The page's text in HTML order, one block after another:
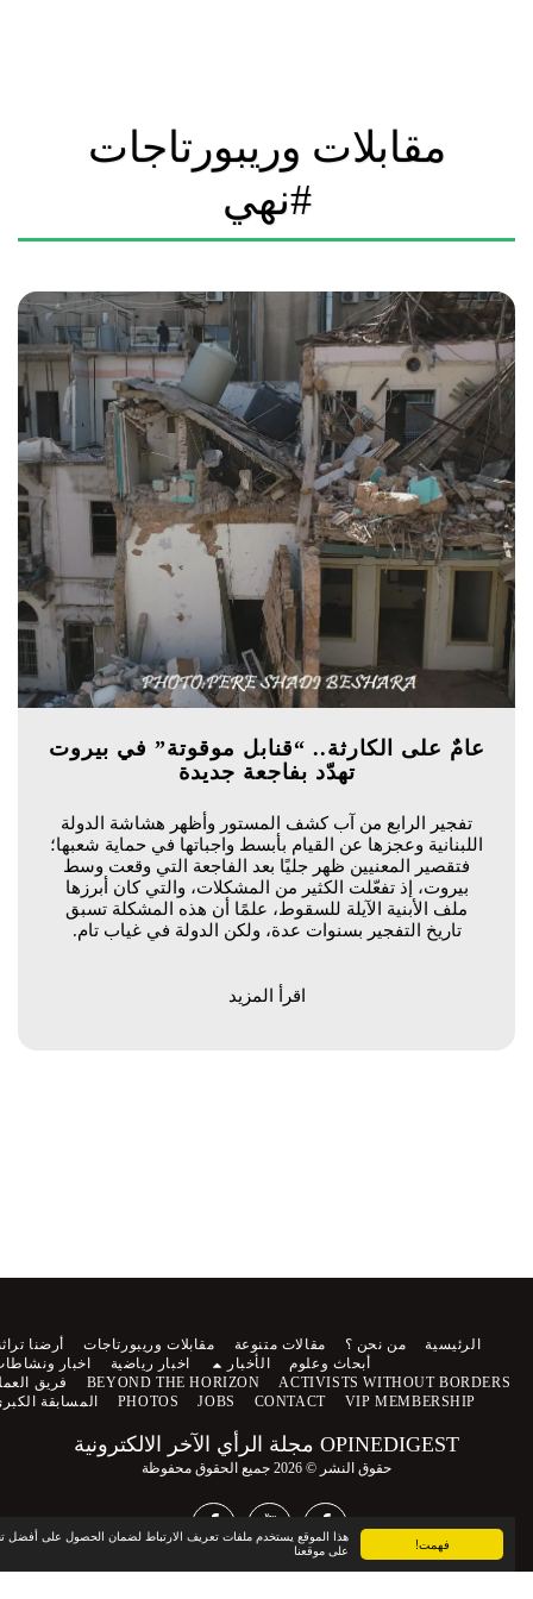
فهمت!
هذا الموقع يستخدم ملفات تعريف الارتباط لضمان الحصول على أفضل
على موقعنا
مقابلات وريبورتاجات
#نهي
عامٌ على الكارثة.. “قنابل موقوتة” في بيروت
تهدّد بفاجعة جديدة
تفجير الرابع من آب كشف المستور وأظهر هشاشة الدولة
اللبنانية وعجزها عن القيام بأبسط واجباتها في حماية شعبها؛
فتقصير المعنيين ظهر جليًا بعد الفاجعة التي وقعت وسط
بيروت، إذ تفعّلت الكثير من المشكلات، والتي كان أبرزها
ملف الأبنية الآيلة للسقوط، علمًا أن هذه المشكلة تسبق
تاريخ التفجير بسنوات عدة، ولكن الدولة في غياب تام.
اقرأ المزيد
OPINEDIGEST مجلة الرأي الآخر الالكترونية
حقوق النشر © 2026 جميع الحقوق محفوظة
الرئيسية من نحن ؟ مقالات متنوعة مقابلات وريبورتاجات
أرضنا تراثنا
أبحاث وعلوم
الأخبار اخبار رياضية
اخبار ونشاطات
ACTIVISTS WITHOUT BORDERS
BEYOND THE HORIZON
فريق العمل
VIP MEMBERSHIP
CONTACT
JOBS
PHOTOS المسابقة الكبرى